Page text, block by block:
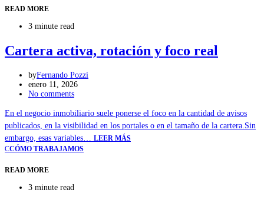
READ MORE
3 minute read
Cartera activa, rotación y foco real
byFernando Pozzi
enero 11, 2026
No comments
En el negocio inmobiliario suele ponerse el foco en la cantidad de avisos
publicados, en la visibilidad en los portales o en el tamaño de la cartera.Sin
embargo, esas variables… LEER MÁS
CCÓMO TRABAJAMOS
READ MORE
3 minute read